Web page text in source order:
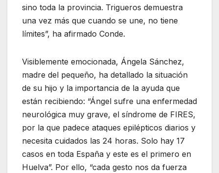
sino toda la provincia. Trigueros demuestra
una vez más que cuando se une, no tiene
límites”, ha afirmado Conde.
Visiblemente emocionada, Ángela Sánchez,
madre del pequeño, ha detallado la situación
de su hijo y la importancia de la ayuda que
están recibiendo: “Ángel sufre una enfermedad
neurológica muy grave, el síndrome de FIRES,
por la que padece ataques epilépticos diarios y
necesita cuidados las 24 horas. Solo hay 17
casos en toda España y este es el primero en
Huelva”. Por ello, “cada gesto nos da fuerza